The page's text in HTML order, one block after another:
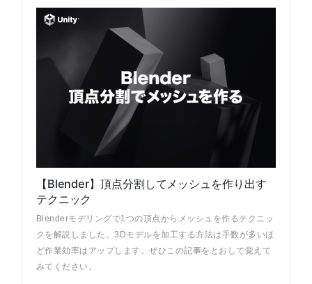
【Blender】頂点分割してメッシュを作り出す
テクニック
Blenderモデリングで1つの頂点からメッシュを作るテクニッ
クを解説しました。3Dモデルを加工する方法は手数が多いほ
ど作業効率はアップします。ぜひこの記事をとおして覚えて
みてください。